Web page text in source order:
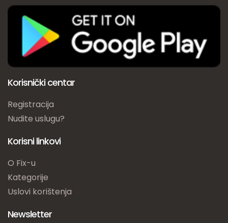
Korisnički centar
Registracija
Nudite uslugu?
Korisni linkovi
O Fix-u
Kategorije
Uslovi korištenja
Newsletter